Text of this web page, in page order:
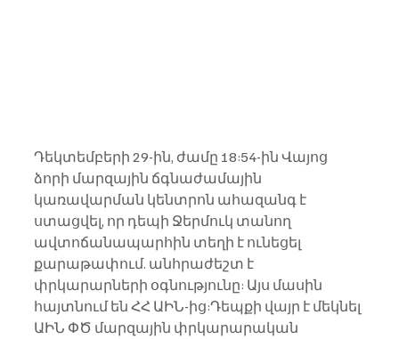
Դեկտեմբերի 29-ին, ժամը 18:54-ին Վայոց
ձորի մարզային ճգնաժամային
կառավարման կենտրոն ահազանգ է
ստացվել, որ դեպի Ջերմուկ տանող
ավտոճանապարհին տեղի է ունեցել
քարաթափում. անհրաժեշտ է
փրկարարների օգնությունը: Այս մասին
հայտնում են ՀՀ ԱԻՆ-ից:Դեպքի վայր է մեկնել
ԱԻՆ ՓԾ մարզային փրկարարական